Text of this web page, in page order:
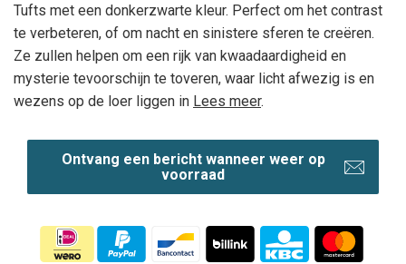
Tufts met een donkerzwarte kleur. Perfect om het contrast
te verbeteren, of om nacht en sinistere sferen te creëren.
Ze zullen helpen om een rijk van kwaadaardigheid en
mysterie tevoorschijn te toveren, waar licht afwezig is en
wezens op de loer liggen in Lees meer.
Ontvang een bericht wanneer weer op
voorraad